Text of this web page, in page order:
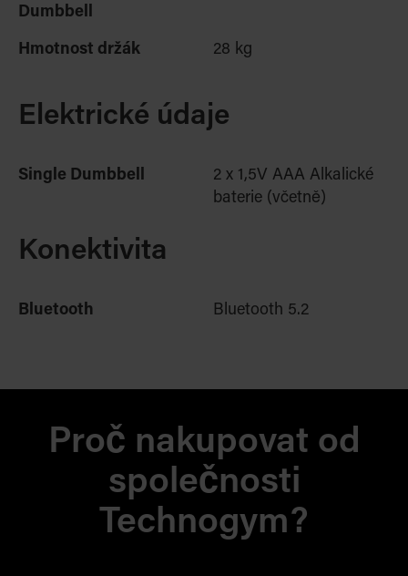
Dumbbell
Hmotnost držák 28 kg
Elektrické údaje
Single Dumbbell
2 x 1,5V AAA Alkalické
baterie (včetně)
Konektivita
Bluetooth Bluetooth 5.2
Proč nakupovat od
společnosti
Technogym?